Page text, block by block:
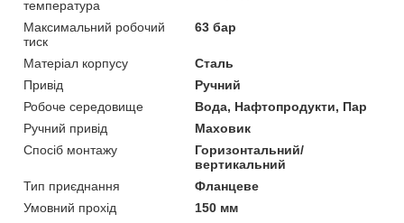
температура
Максимальний робочий
тиск
63 бар
Матеріал корпусу
Сталь
Привід
Ручний
Робоче середовище
Вода, Нафтопродукти, Пар
Ручний привід
Маховик
Спосіб монтажу
Горизонтальний/
вертикальний
Тип приєднання
Фланцеве
Умовний прохід
150 мм